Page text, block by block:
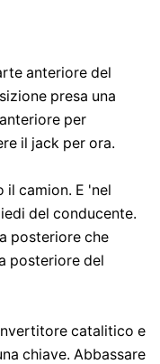
anteriore del
presa una
per
il jack per ora.
camion. E 'nel
del conducente.
posteriore che
posteriore del
catalitico e
chiave. Abbassare